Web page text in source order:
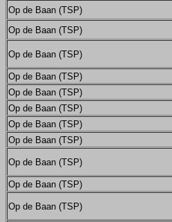
Op de Baan (TSP)
Op de Baan (TSP)
Op de Baan (TSP)
Op de Baan (TSP)
Op de Baan (TSP)
Op de Baan (TSP)
Op de Baan (TSP)
Op de Baan (TSP)
Op de Baan (TSP)
Op de Baan (TSP)
Op de Baan (TSP)